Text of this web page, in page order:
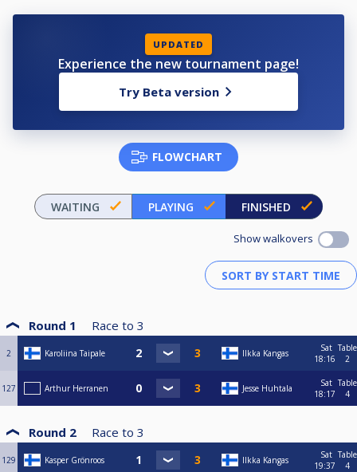
UPDATED
Experience the new tournament page!
Try Beta version
FLOWCHART
WAITING PLAYING FINISHED
Show walkovers
Round 1 Race to 3
2 Karoliina Taipale Ilkka Kangas
Sat
18:16
Table
2
127 Arthur Herranen Jesse Huhtala
Sat
18:17
Table
4
Round 2 Race to 3
129 Kasper Grönroos Ilkka Kangas
Sat
19:37
Table
4